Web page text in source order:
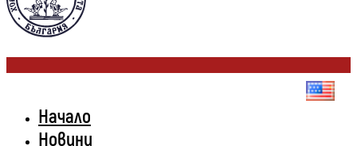
Начало
Новини